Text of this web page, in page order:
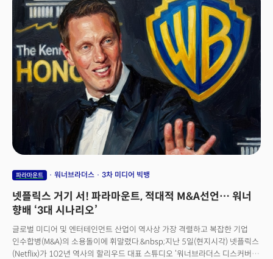
파라마운트 워너브라더스 3차 미디어 빅뱅
넷플릭스 거기 서! 파라마운트, 적대적 M&A선언… 워너
향배 ‘3대 시나리오’
글로벌 미디어 및 엔터테인먼트 산업이 역사상 가장 격렬하고 복잡한 기업
인수합병(M&A)의 소용돌이에 휘말렸다.&nbsp;지난 5일(현지시각) 넷플릭스
(Netflix)가 102년 역사의 할리우드 대표 스튜디오 ‘워너브라더스 디스커버리